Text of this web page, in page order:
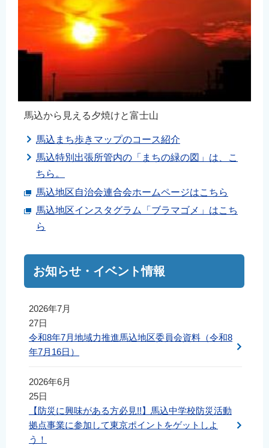
馬込から見える夕焼けと富士山
馬込まち歩きマップのコース紹介
馬込特別出張所管内の「まちの緑の図」は、こ
ちら。
馬込地区自治会連合会ホームページはこちら
馬込地区インスタグラム「ブラマゴメ」はこち
ら
お知らせ・イベント情報
2026年7月
27日
令和8年7月地域力推進馬込地区委員会資料（令和8
年7月16日）
2026年6月
25日
【防災に興味がある方必見!!】馬込中学校防災活動
拠点事業に参加して東京ポイントをゲットしよ
う！